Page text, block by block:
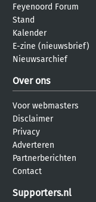
Feyenoord Forum
Stand
Kalender
E-zine (nieuwsbrief)
Nieuwsarchief
Over ons
Voor webmasters
Disclaimer
Privacy
Adverteren
Partnerberichten
Contact
Supporters.nl